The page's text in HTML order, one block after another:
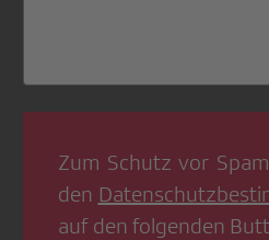
Zum Schutz vor
den
auf den folgenden